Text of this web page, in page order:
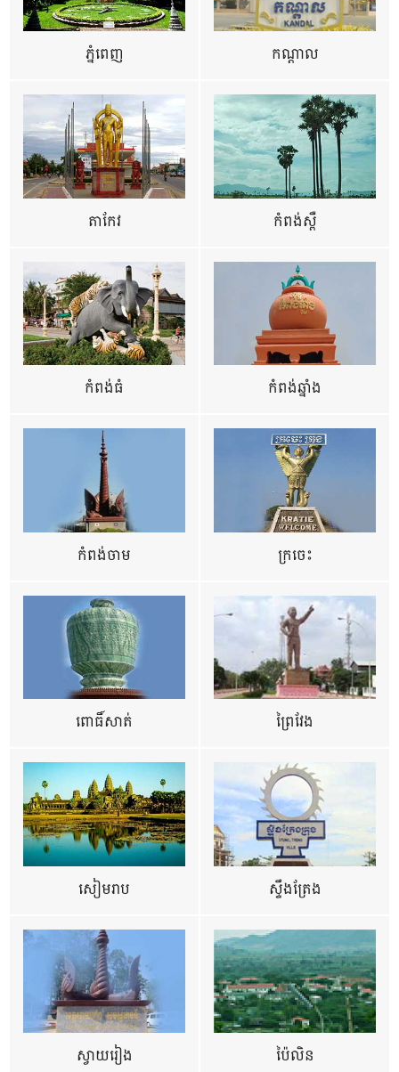
ភ្នំពេញ កណ្តាល
តាកែវ កំពង់ស្ពឺ
កំពង់ធំ កំពង់ឆ្នាំង
កំពង់ចាម ក្រចេះ
ពោធិ៍សាត់ ព្រៃវែង
សៀមរាប ស្ទឹងត្រែង
ស្វាយរៀង ប៉ៃលិន